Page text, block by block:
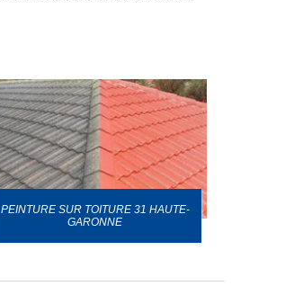
PEINTURE SUR TOITURE 31 HAUTE-
GARONNE